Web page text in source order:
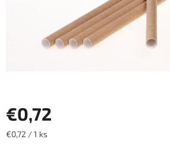
€0,72
Jednotková
€0,72 / 1 ks